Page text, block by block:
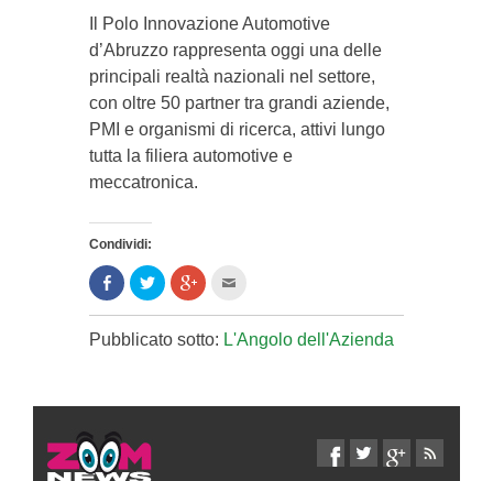
Il Polo Innovazione Automotive
d’Abruzzo rappresenta oggi una delle
principali realtà nazionali nel settore,
con oltre 50 partner tra grandi aziende,
PMI e organismi di ricerca, attivi lungo
tutta la filiera automotive e
meccatronica.
Condividi:
Condividi
su
Facebook
(Si
apre
in
Clicca
per
condividere
su
Twitter
(Si
finestra)
Clicca
per
su
Google+
(Si
finestra)
l'articolo
via
mail
apre
Pubblicato sotto: L'Angolo dell'Azienda